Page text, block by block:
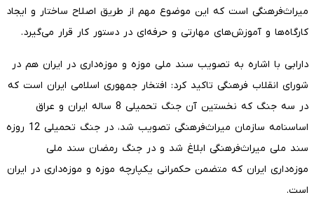
میراث‌فرهنگی است که این موضوع مهم از طریق اصلاح ساختار و ایجاد
کارگاه‌ها و آموزش‌های مهارتی و حرفه‌ای در دستور کار قرار می‌گیرد.
دارابی با اشاره به تصویب سند ملی موزه و موزه‌داری در ایران هم در
شورای انقلاب فرهنگی تاکید کرد: افتخار جمهوری اسلامی ایران است که
در سه جنگ که نخستین آن جنگ تحمیلی 8 ساله ایران و عراق
اساسنامه سازمان میراث‌فرهنگی تصویب شد، در جنگ تحمیلی 12 روزه
سند ملی میراث‌فرهنگی ابلاغ شد و در جنگ رمضان سند ملی
موزه‌داری ایران که متضمن حکمرانی یکپارچه موزه و موزه‌داری در ایران
است.